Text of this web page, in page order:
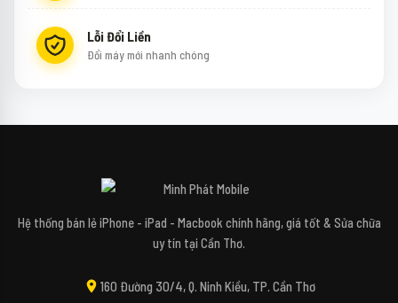
✕
Xin chào bạn! Mình là Mipi - Trợ lý công nghệ
AI của Minh Phát Mobile đây. 📱✨
Lỗi Đổi Liền
Đổi máy mới nhanh chóng
Hệ thống bán lẻ iPhone - iPad - Macbook chính hãng, giá tốt & Sửa chữa
uy tín tại Cần Thơ.
160 Đường 30/4, Q. Ninh Kiều, TP. Cần Thơ